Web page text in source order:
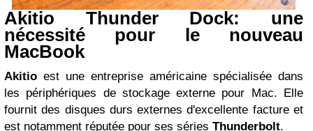
Akitio Thunder Dock: une
nécessité pour le nouveau
MacBook
Akitio est une entreprise américaine spécialisée dans
les périphériques de stockage externe pour Mac. Elle
fournit des disques durs externes d'excellente facture et
est notamment réputée pour ses séries Thunderbolt.